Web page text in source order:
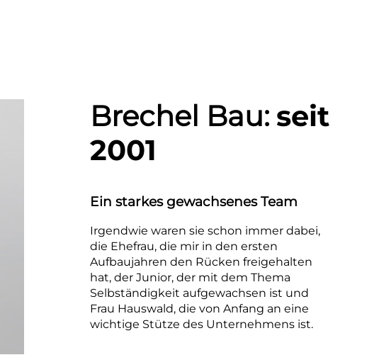
Brechel Bau: seit
2001
Ein starkes gewachsenes Team
Irgendwie waren sie schon immer dabei,
die Ehefrau, die mir in den ersten
Aufbaujahren den Rücken freigehalten
hat, der Junior, der mit dem Thema
Selbständigkeit aufgewachsen ist und
Frau Hauswald, die von Anfang an eine
wichtige Stütze des Unternehmens ist.